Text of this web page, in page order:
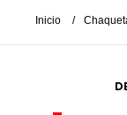
Inicio